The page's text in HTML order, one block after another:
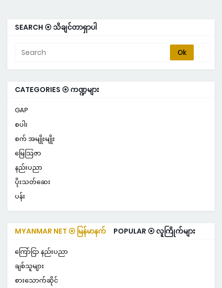
SEARCH ⦿ သိချင်တာရှာပါ
CATEGORIES ⦿ ကဏ္ဍများ
GAP
စပါး
စက် အမျိုးမျိုး
မြေသြဇာ
နည်းပညာ
ပိုးသတ်ဆေး
ပန်း
MYANMAR NET ⦿ မြန်မာနက် POPULAR ⦿ လူကြိုက်များ
ကြော်ငြာ နည်းပညာ
ချစ်သူများ
စားသောက်ဆိုင်